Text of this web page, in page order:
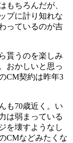
もちろんだが、
プに計り知れな
っているのが吉
貰うのを楽しみ
おかしいと思っ
CM契約は昨年3
も70歳近く。い
は弱まっている
を壊すようなし
CMなどみたくな